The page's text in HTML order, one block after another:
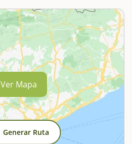
Generar Ruta
Ver Mapa